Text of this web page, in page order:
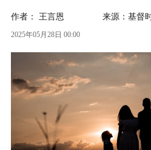
作者： 王言恩 来源：基督
2025年05月28日 00:00